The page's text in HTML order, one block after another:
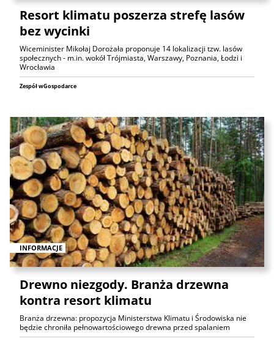
Resort klimatu poszerza strefę lasów
bez wycinki
Wiceminister Mikołaj Dorożała proponuje 14 lokalizacji tzw. lasów
społecznych - m.in. wokół Trójmiasta, Warszawy, Poznania, Łodzi i
Wrocławia
Zespół wGospodarce
INFORMACJE
Drewno niezgody. Branża drzewna
kontra resort klimatu
Branża drzewna: propozycja Ministerstwa Klimatu i Środowiska nie
będzie chroniła pełnowartościowego drewna przed spalaniem